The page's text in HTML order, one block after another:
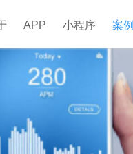
APP 小程序 案例